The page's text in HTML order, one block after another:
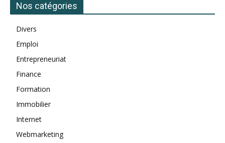
Nos catégories
Divers
Emploi
Entrepreneuriat
Finance
Formation
Immobilier
Internet
Webmarketing